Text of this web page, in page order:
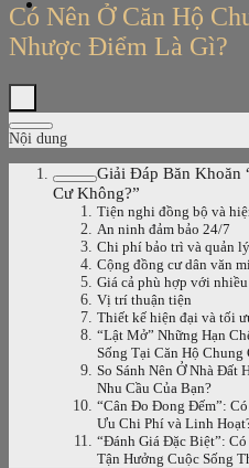
Có Nên Ở Căn Hộ
Nhược Điểm Là Gì?
Nội dung
Giải Đáp Băn Khoăn
Cư Không?”
Tiện nghi đồng bộ và
An ninh đảm bảo 24/7
Chi phí bảo trì và quản
Cộng đồng cư dân văn
Giá cả phù hợp với
Vị trí thuận tiện
Thiết kế hiện đại và tối
“Lật Mở” Những Hạn
Sống Tại Căn Hộ Chung
So Sánh Nên Ở Nhà Đất
Nhu Cầu Của Bạn?
“Cân Đo Đong Đếm”:
Ưu Chi Phí và Linh
“Đánh Giá Đặc Biệt”:
Tận Hưởng Cuộc Sống